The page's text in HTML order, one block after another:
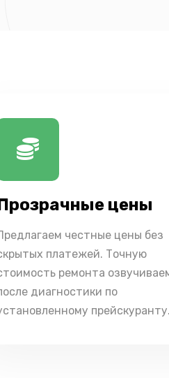
цены
честные цены без
платежей. Точную
ремонта
диагностики по
прейскуранту.